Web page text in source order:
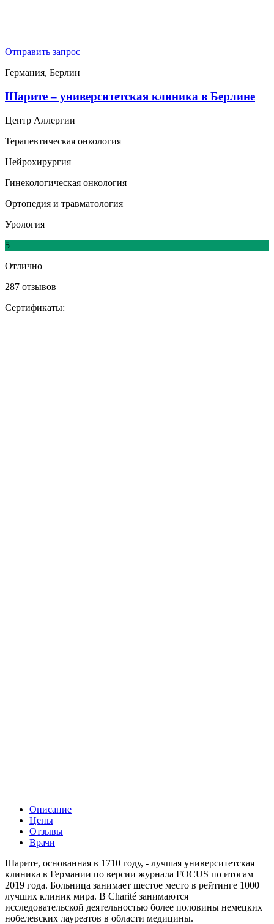
Отправить запрос
Германия, Берлин
Шарите – университетская клиника в Берлине
Центр Аллергии
Терапевтическая онкология
Нейрохирургия
Гинекологическая онкология
Ортопедия и травматология
Урология
5
Отлично
287 отзывов
Сертификаты:
Описание
Цены
Отзывы
Врачи
Шарите, основанная в 1710 году, - лучшая университетская
клиника в Германии по версии журнала FOCUS по итогам
2019 года. Больница занимает шестое место в рейтинге 1000
лучших клиник мира. В Charité занимаются
исследовательской деятельностью более половины немецких
нобелевских лауреатов в области медицины.